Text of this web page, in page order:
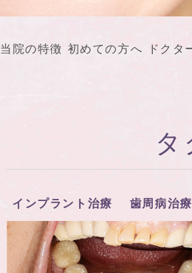
当院の特徴 初めての方へ ドクタ
タ
インプラント治療 歯周病治療